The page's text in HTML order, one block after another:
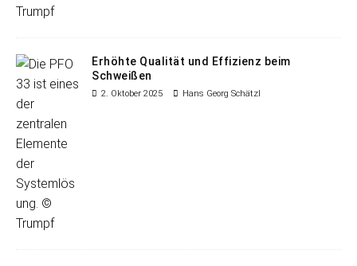
Erhöhte Qualität und Effizienz beim
Schweißen
2. Oktober 2025 Hans Georg Schätzl